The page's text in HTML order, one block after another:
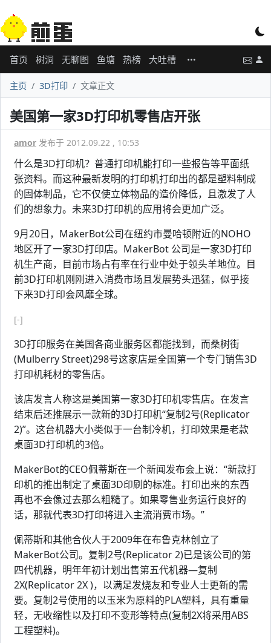
首页 树洞 无聊图 鱼塘 热榜 大吐槽
主页 3D打印 文章正文
美国第一家3D打印机零售店开张
amor 发布于 2012.09.22 , 10:53
什么是3D打印机？普通打印机能打印一些报告等平面纸
张资料。而这种最新发明的打印机打印出的都是塑料制成
的固体制品，它不仅使立体物品的造价降低，且激发了人
们的想象力。未来3D打印机的应用将会更加广泛。
9月20日，MakerBot公司在纽约市曼哈顿附近的NOHO
地区开了一家3D打印店。MakerBot 公司是一家3D打印
机生产商，目前市场占有率在行业中处于领头羊地位。目
前3D打印机刚刚进入消费市场且发展势头迅猛，似乎接
下来3D打印会风靡全球。
[-]
3D打印服务在美国各商业服务区都能找到，而桑树街
(Mulberry Street)298号这家店是全国第一个专门销售3D
打印机耗材的零售店。
该店发言人称这是美国第一家3D打印机零售店。在发言
结束后还推展示一款新的3D打印机“复制2号(Replicator
2)”。这台机器大小类似于一台制冷机，打印效果是老款
桌面3D打印机的3倍。
MakerBot的CEO佩蒂斯在一个新闻发布会上说：“新款打
印机的推出制定了桌面3D印刷的标准。打印出来的东西
再也不会像过去那么粗糙了。如果零售业务运行良好的
话，那就代表3D打印将进入主流消费市场。”
佩蒂斯和其他合伙人于2009年在布鲁克林创立了
MakerBot公司。复制2号(Replicator 2)已是该公司的第
四代机器，明年年初计划出售第五代机器—复制
2X(Replicator 2X )，以满足发烧友和专业人士更新的需
要。复制2号使用的以玉米为原料的PLA塑料，具有重量
轻，无收缩性以及打印不变形等特点(复制2X将采用ABS
工程塑料)。